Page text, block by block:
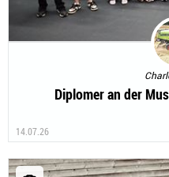
Diplomer an der
14.07.26